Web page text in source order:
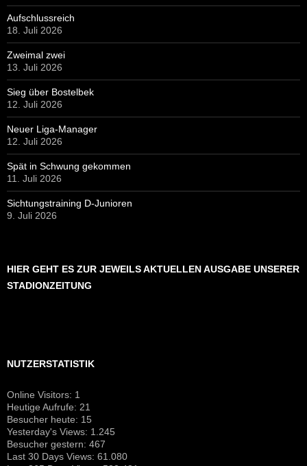
Aufschlussreich
18. Juli 2026
Zweimal zwei
13. Juli 2026
Sieg über Bostelbek
12. Juli 2026
Neuer Liga-Manager
12. Juli 2026
Spät in Schwung gekommen
11. Juli 2026
Sichtungstraining D-Junioren
9. Juli 2026
HIER GEHT ES ZUR JEWEILS AKTUELLEN AUSGABE UNSERER
STADIONZEITUNG
NUTZERSTATISTIK
Online Visitors: 1
Heutige Aufrufe: 21
Besucher heute: 15
Yesterday's Views: 1.245
Besucher gestern: 467
Last 30 Days Views: 61.080